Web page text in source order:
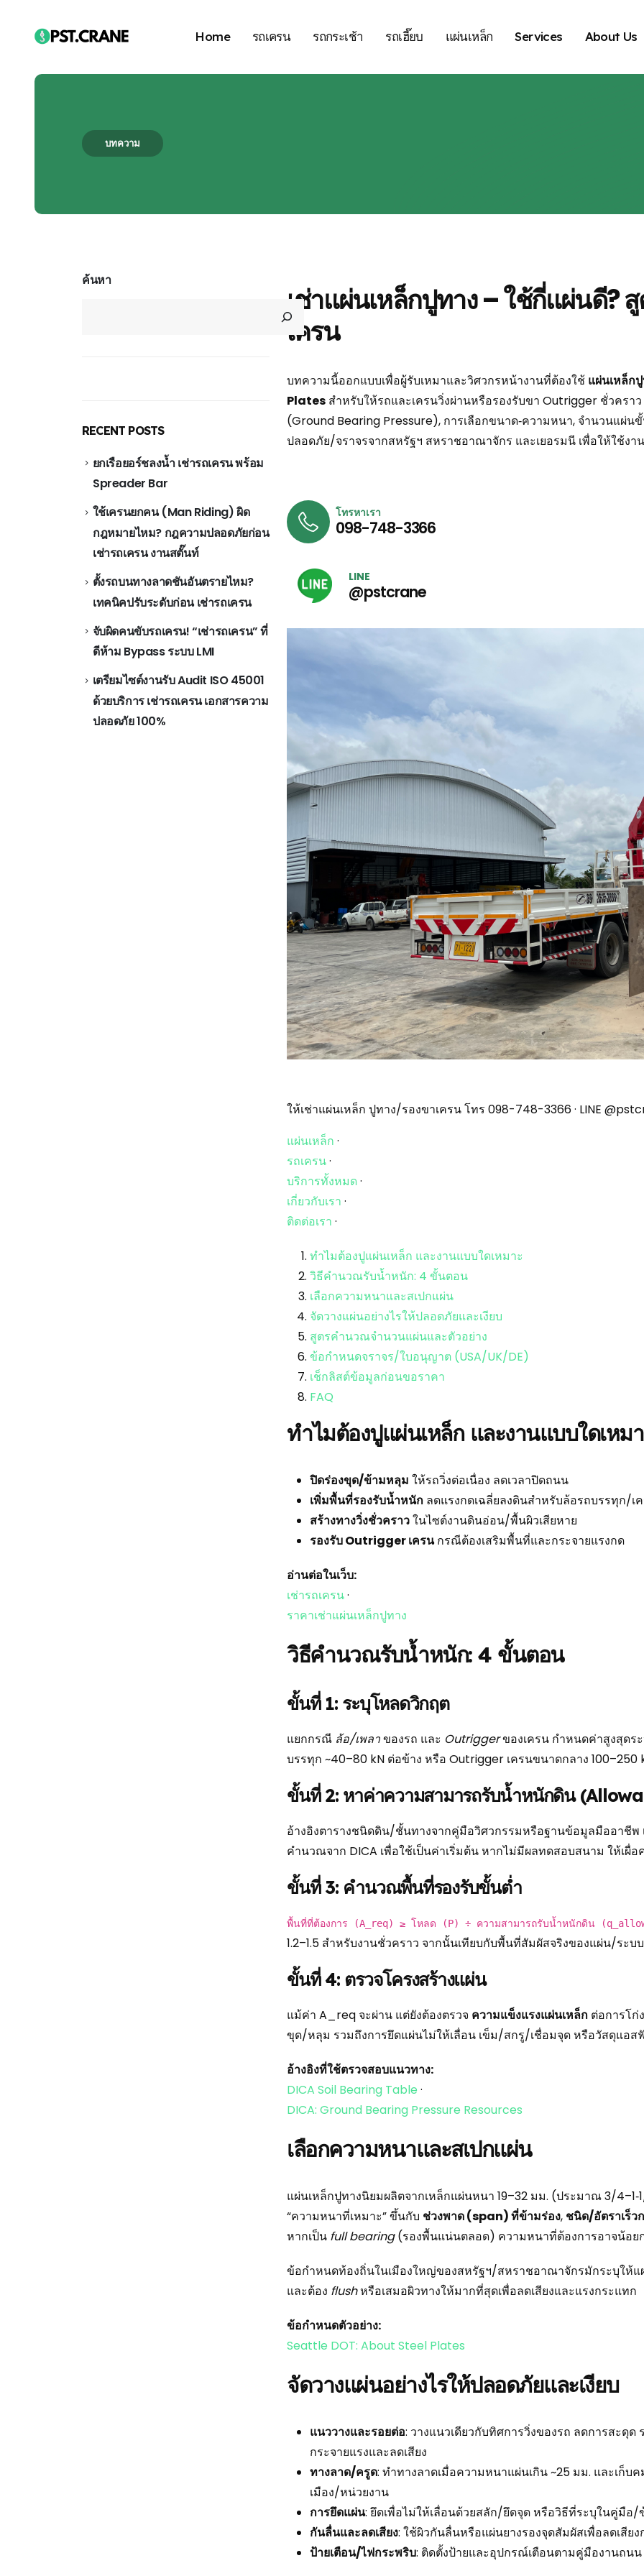
Home รถเครน รถกระเช้า รถเฮี๊ยบ แผ่นเหล็ก Services About Us
บทความ
เช่าแผ่นเหล็กปูทาง – ใช้กี่แผ่นดี
เครน
บทความนี้ออกแบบเพื่อผู้รับเหมาและวิศวกรหน้างานที่ต้องใช้ แผ่นเหล็ก
Plates สำหรับให้รถและเครนวิ่งผ่านหรือรองรับขา Outrigger ชั่วคร
(Ground Bearing Pressure), การเลือกขนาด‑ความหนา, จำนวนแผ่น
ปลอดภัย/จราจรจากสหรัฐฯ สหราชอาณาจักร และเยอรมนี เพื่อให้ใช้งา
โทรหาเรา
098-748-3366
LINE
@pstcrane
ให้เช่าแผ่นเหล็ก ปูทาง/รองขาเครน โทร 098-748-3366 · LINE
แผ่นเหล็ก ·
รถเครน·
บริการทั้งหมด·
เกี่ยวกับเรา ·
ติดต่อเรา ·
ทำไมต้องปูแผ่นเหล็ก และงานแบบใดเหมาะ
วิธีคำนวณรับน้ำหนัก: 4 ขั้นตอน
เลือกความหนาและสเปกแผ่น
จัดวางแผ่นอย่างไรให้ปลอดภัยและเงียบ
สูตรคำนวณจำนวนแผ่นและตัวอย่าง
ข้อกำหนดจราจร/ใบอนุญาต (USA/UK/DE)
เช็กลิสต์ข้อมูลก่อนขอราคา
FAQ
ทำไมต้องปูแผ่นเหล็ก และงานแบบใดเหม
ปิดร่องขุด/ข้ามหลุม ให้รถวิ่งต่อเนื่อง ลดเวลาปิดถนน
เพิ่มพื้นที่รองรับน้ำหนัก ลดแรงกดเฉลี่ยลงดินสำหรับล้อรถบรรทุก/เ
สร้างทางวิ่งชั่วคราวในไซต์งานดินอ่อน/พื้นผิวเสียหาย
รองรับ Outrigger เครนกรณีต้องเสริมพื้นที่และกระจายแรงกด
อ่านต่อในเว็บ:
เช่ารถเครน·
ราคาเช่าแผ่นเหล็กปูทาง
วิธีคำนวณรับน้ำหนัก: 4 ขั้นตอน
ขั้นที่ 1: ระบุโหลดวิกฤต
แยกกรณี ล้อ/เพลาของรถ และ Outriggerของเครน กำหนดค่าสูงสุดร
บรรทุก ~40–80 kN ต่อข้าง หรือ Outrigger เครนขนาดกลาง
ขั้นที่ 2: หาค่าความสามารถรับน้ำหนักดิน
อ้างอิงตารางชนิดดิน/ชั้นทางจากคู่มือวิศวกรรมหรือฐานข้อมูลมืออาชีพ
คำนวณจาก DICA เพื่อใช้เป็นค่าเริ่มต้น หากไม่มีผลทดสอบสนาม ให้เผื่
ขั้นที่ 3: คำนวณพื้นที่รองรับขั้นต่ำ
พื้นที่ที่ต้องการ (A_req) ≥ โหลด (P) ÷ ความสามารถรับน้ำหนักดิน
1.2–1.5 สำหรับงานชั่วคราว จากนั้นเทียบกับพื้นที่สัมผัสจริงของแผ่น/ระบ
ขั้นที่ 4: ตรวจโครงสร้างแผ่น
แม้ค่า A_req จะผ่าน แต่ยังต้องตรวจ ความแข็งแรงแผ่นเหล็ก ต่อการโก่
ขุด/หลุม รวมถึงการยึดแผ่นไม่ให้เลื่อน เข็ม/สกรู/เชื่อมจุด หรือวัสดุแอ
อ้างอิงที่ใช้ตรวจสอบแนวทาง:
DICA Soil Bearing Table ·
DICA: Ground Bearing Pressure Resources
เลือกความหนาและสเปกแผ่น
แผ่นเหล็กปูทางนิยมผลิตจากเหล็กแผ่นหนา 19–32 มม. (ประมาณ 3/
“ความหนาที่เหมาะ” ขึ้นกับ ช่วงพาด (span) ที่ข้ามร่อง, ชนิด/อัตราเร็ว
หากเป็น full bearing(รองพื้นแน่นตลอด) ความหนาที่ต้องการอาจน้อย
ข้อกำหนดท้องถิ่นในเมืองใหญ่ของสหรัฐฯ/สหราชอาณาจักรมักระบุให้
และต้อง flushหรือเสมอผิวทางให้มากที่สุดเพื่อลดเสียงและแรงกระแทก
ข้อกำหนดตัวอย่าง:
Seattle DOT: About Steel Plates
จัดวางแผ่นอย่างไรให้ปลอดภัยและเงียบ
แนววางและรอยต่อ: วางแนวเดียวกับทิศการวิ่งของรถ ลดการสะดุ
กระจายแรงและลดเสียง
ทางลาด/ครูด: ทำทางลาดเมื่อความหนาแผ่นเกิน ~25 มม. และเก็
เมือง/หน่วยงาน
การยึดแผ่น: ยึดเพื่อไม่ให้เลื่อนด้วยสลัก/ยึดจุด หรือวิธีที่ระบุในคู่มือ
กันลื่นและลดเสียง: ใช้ผิวกันลื่นหรือแผ่นยางรองจุดสัมผัสเพื่อลดเสีย
ป้ายเตือน/ไฟกระพริบ: ติดตั้งป้ายและอุปกรณ์เตือนตามคู่มืองานถนน
ค้นหา
RECENT POSTS
ยกเรือยอร์ชลงน้ำ เช่ารถเครน พร้อม
Spreader Bar
ใช้เครนยกคน (Man Riding) ผิด
กฎหมายไหม? กฎความปลอดภัยก่อน
เช่ารถเครน งานสตั๊นท์
ตั้งรถบนทางลาดชันอันตรายไหม?
เทคนิคปรับระดับก่อน เช่ารถเครน
จับผิดคนขับรถเครน! “เช่ารถเครน” ที่
ดีห้าม Bypass ระบบ LMI
เตรียมไซต์งานรับ Audit ISO 45001
ด้วยบริการ เช่ารถเครน เอกสารความ
ปลอดภัย 100%